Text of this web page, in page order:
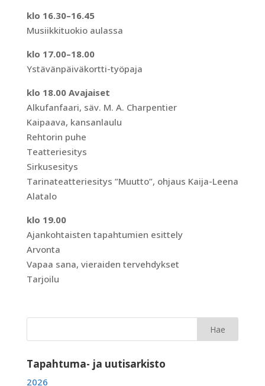
klo 16.30–16.45
Musiikkituokio aulassa
klo 17.00–18.00
Ystävänpäiväkortti-työpaja
klo 18.00 Avajaiset
Alkufanfaari, säv. M. A. Charpentier
Kaipaava, kansanlaulu
Rehtorin puhe
Teatteriesitys
Sirkusesitys
Tarinateatteriesitys ”Muutto”, ohjaus Kaija-Leena
Alatalo
klo 19.00
Ajankohtaisten tapahtumien esittely
Arvonta
Vapaa sana, vieraiden tervehdykset
Tarjoilu
Tapahtuma- ja uutisarkisto
2026